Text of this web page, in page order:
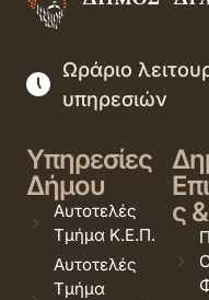
Ωράριο
υπηρεσιών
Υπηρεσίες
Δήμου
Αυτοτελές
Τμήμα Κ.Ε.Π.
Αυτοτελές
Τμήμα
ς